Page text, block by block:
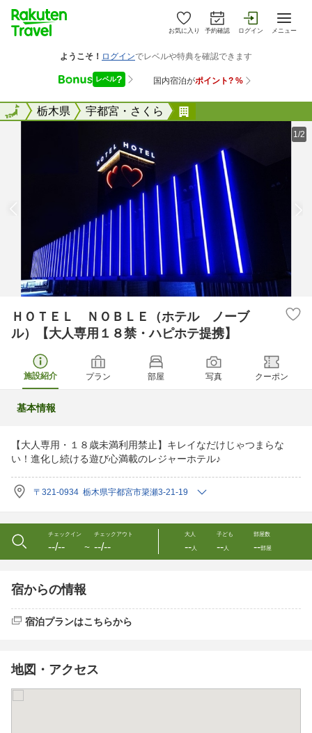
お気に入り 予約確認 ログイン メニュー
全国栃木県 宇都宮・さくら
全国
1/2
ＨＯＴＥＬ ＮＯＢＬＥ（ホテル ノーブ
ル）【大人専用１８禁・ハピホテ提携】
施設紹介 プラン 部屋 写真 クーポン
基本情報
【大人専用・１８歳未満利用禁止】キレイなだけじゃつまらな
い！進化し続ける遊び心満載のレジャーホテル♪
〒321-0934 栃木県宇都宮市簗瀬3-21-19
チェックイン
--/-- 〜
チェックアウト
--/--
大人
--人
子ども
--人
部屋数
--部屋
宿からの情報
宿泊プランはこちらから
地図・アクセス